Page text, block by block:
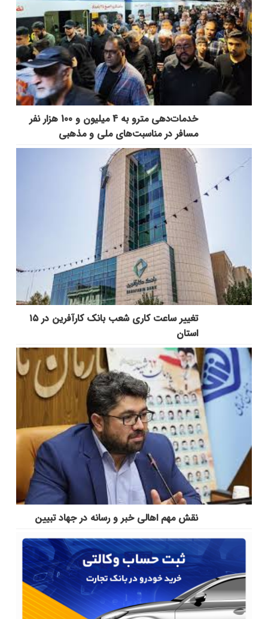
خدمات‌دهي مترو به 4 ميليون و 100 هزار نفر
مسافر در مناسبت‌هاي ملي و مذهبي
تغییر ساعت کاری شعب بانک کارآفرین در ۱۵
استان
نقش مهم اهالی خبر و رسانه در جهاد تبیین